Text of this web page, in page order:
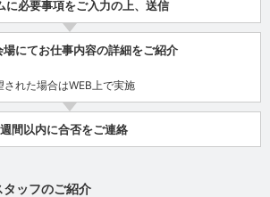
に必要事項をご入力の上、送信
場にてお仕事内容の詳細をご紹介
れた場合はWEB上で実施
間以内に合否をご連絡
ッフのご紹介